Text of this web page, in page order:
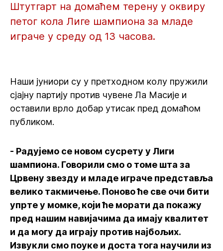
Штутгарт на домаћем терену у оквиру
петог кола Лиге шампиона за младе
играче у среду од 13 часова.
Наши јуниори су у претходном колу пружили
сјајну партију против чувене Ла Масије и
оставили врло добар утисак пред домаћом
публиком.
- Радујемо се новом сусрету у Лиги
шампиона. Говорили смо о томе шта за
Црвену звезду и младе играче представља
велико такмичење. Поново ће све очи бити
упрте у момке, који ће морати да покажу
пред нашим навијачима да имају квалитет
и да могу да играју против најбољих.
Извукли смо поуке и доста тога научили из